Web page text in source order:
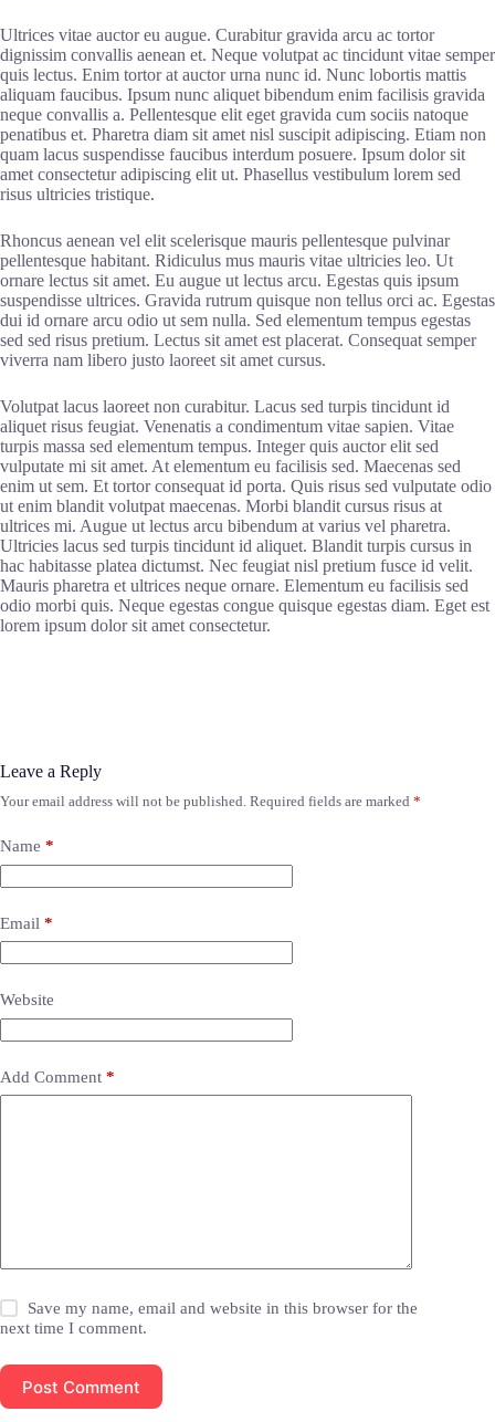
Ultrices vitae auctor eu augue. Curabitur gravida arcu ac tortor
dignissim convallis aenean et. Neque volutpat ac tincidunt vitae semper
quis lectus. Enim tortor at auctor urna nunc id. Nunc lobortis mattis
aliquam faucibus. Ipsum nunc aliquet bibendum enim facilisis gravida
neque convallis a. Pellentesque elit eget gravida cum sociis natoque
penatibus et. Pharetra diam sit amet nisl suscipit adipiscing. Etiam non
quam lacus suspendisse faucibus interdum posuere. Ipsum dolor sit
amet consectetur adipiscing elit ut. Phasellus vestibulum lorem sed
risus ultricies tristique.
Rhoncus aenean vel elit scelerisque mauris pellentesque pulvinar
pellentesque habitant. Ridiculus mus mauris vitae ultricies leo. Ut
ornare lectus sit amet. Eu augue ut lectus arcu. Egestas quis ipsum
suspendisse ultrices. Gravida rutrum quisque non tellus orci ac. Egestas
dui id ornare arcu odio ut sem nulla. Sed elementum tempus egestas
sed sed risus pretium. Lectus sit amet est placerat. Consequat semper
viverra nam libero justo laoreet sit amet cursus.
Volutpat lacus laoreet non curabitur. Lacus sed turpis tincidunt id
aliquet risus feugiat. Venenatis a condimentum vitae sapien. Vitae
turpis massa sed elementum tempus. Integer quis auctor elit sed
vulputate mi sit amet. At elementum eu facilisis sed. Maecenas sed
enim ut sem. Et tortor consequat id porta. Quis risus sed vulputate odio
ut enim blandit volutpat maecenas. Morbi blandit cursus risus at
ultrices mi. Augue ut lectus arcu bibendum at varius vel pharetra.
Ultricies lacus sed turpis tincidunt id aliquet. Blandit turpis cursus in
hac habitasse platea dictumst. Nec feugiat nisl pretium fusce id velit.
Mauris pharetra et ultrices neque ornare. Elementum eu facilisis sed
odio morbi quis. Neque egestas congue quisque egestas diam. Eget est
lorem ipsum dolor sit amet consectetur.
Leave a Reply
Your email address will not be published. Required fields are marked *
Name *
Email *
Website
Add Comment *
Save my name, email and website in this browser for the
next time I comment.
Post Comment